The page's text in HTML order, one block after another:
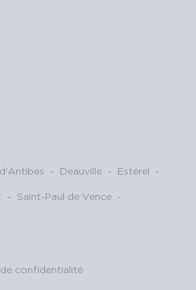
- Deauville - Estérel -
- Saint-Paul de Vence -
confidentialité
pour contrôler la manière dont